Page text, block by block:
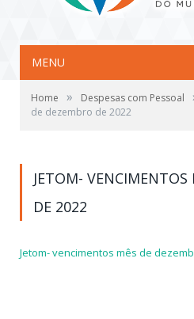
MENU
Home » Despesas com Pessoal
de dezembro de 2022
JETOM- VENCIMENTOS
DE 2022
Jetom- vencimentos mês de